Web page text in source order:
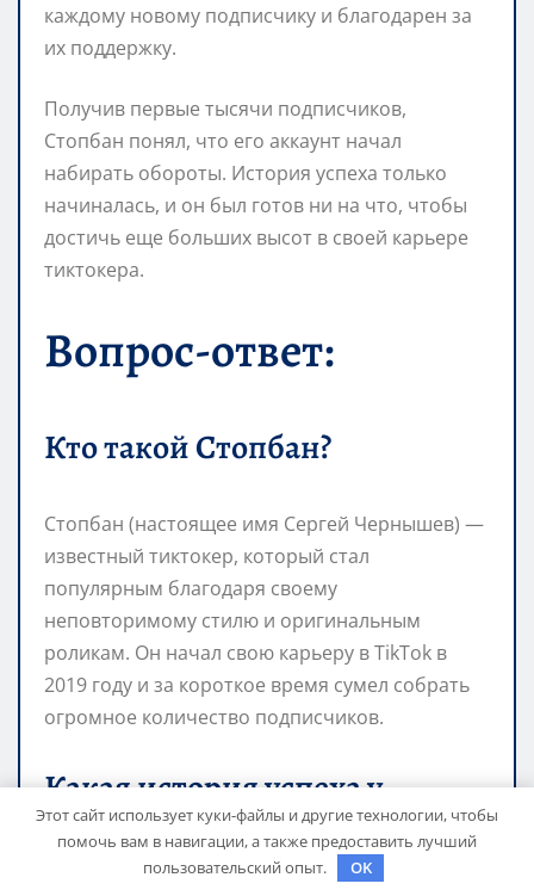
каждому новому подписчику и благодарен за
их поддержку.
Получив первые тысячи подписчиков,
Стопбан понял, что его аккаунт начал
набирать обороты. История успеха только
начиналась, и он был готов ни на что, чтобы
достичь еще больших высот в своей карьере
тиктокера.
Вопрос-ответ:
Кто такой Стопбан?
Стопбан (настоящее имя Сергей Чернышев) —
известный тиктокер, который стал
популярным благодаря своему
неповторимому стилю и оригинальным
роликам. Он начал свою карьеру в TikTok в
2019 году и за короткое время сумел собрать
огромное количество подписчиков.
Какая история успеха у
Стопбана?
Этот сайт использует куки-файлы и другие технологии, чтобы
помочь вам в навигации, а также предоставить лучший
пользовательский опыт.
OK